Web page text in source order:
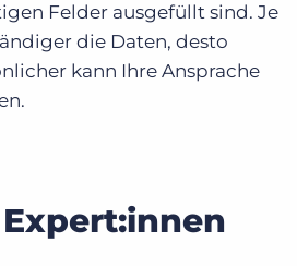
Felder ausgefüllt sind. Je
die Daten, desto
kann Ihre Ansprache